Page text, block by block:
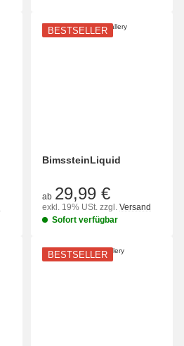
BESTSELLER
BimssteinLiquid
ab 29,99 €
exkl. 19% USt. zzgl. Versand
Sofort verfügbar
BESTSELLER